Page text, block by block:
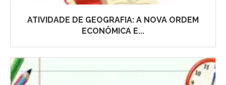
ATIVIDADE DE GEOGRAFIA: A NOVA ORDEM
ECONÔMICA E...